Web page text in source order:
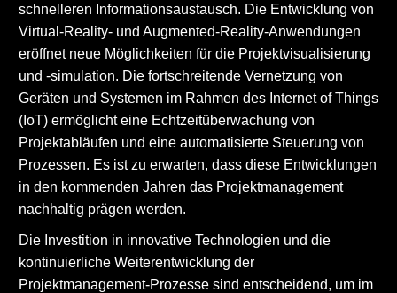
schnelleren Informationsaustausch. Die Entwicklung von
Virtual-Reality- und Augmented-Reality-Anwendungen
eröffnet neue Möglichkeiten für die Projektvisualisierung
und -simulation. Die fortschreitende Vernetzung von
Geräten und Systemen im Rahmen des Internet of Things
(IoT) ermöglicht eine Echtzeitüberwachung von
Projektabläufen und eine automatisierte Steuerung von
Prozessen. Es ist zu erwarten, dass diese Entwicklungen
in den kommenden Jahren das Projektmanagement
nachhaltig prägen werden.
Die Investition in innovative Technologien und die
kontinuierliche Weiterentwicklung der
Projektmanagement-Prozesse sind entscheidend, um im